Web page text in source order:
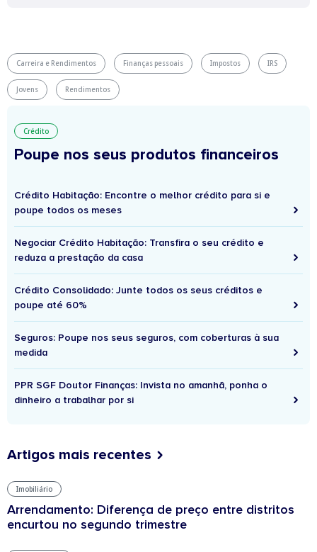
Carreira e Rendimentos Finanças pessoais Impostos IRS
Jovens Rendimentos
Crédito
Poupe nos seus produtos financeiros
Crédito Habitação: Encontre o melhor crédito para si e
poupe todos os meses
Negociar Crédito Habitação: Transfira o seu crédito e
reduza a prestação da casa
Crédito Consolidado: Junte todos os seus créditos e
poupe até 60%
Seguros: Poupe nos seus seguros, com coberturas à sua
medida
PPR SGF Doutor Finanças: Invista no amanhã, ponha o
dinheiro a trabalhar por si
Artigos mais recentes
Imobiliário
Arrendamento: Diferença de preço entre distritos
encurtou no segundo trimestre